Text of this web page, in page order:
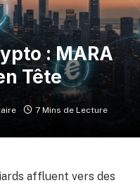
: MARA
Tête
7 Mins de Lecture
affluent vers des